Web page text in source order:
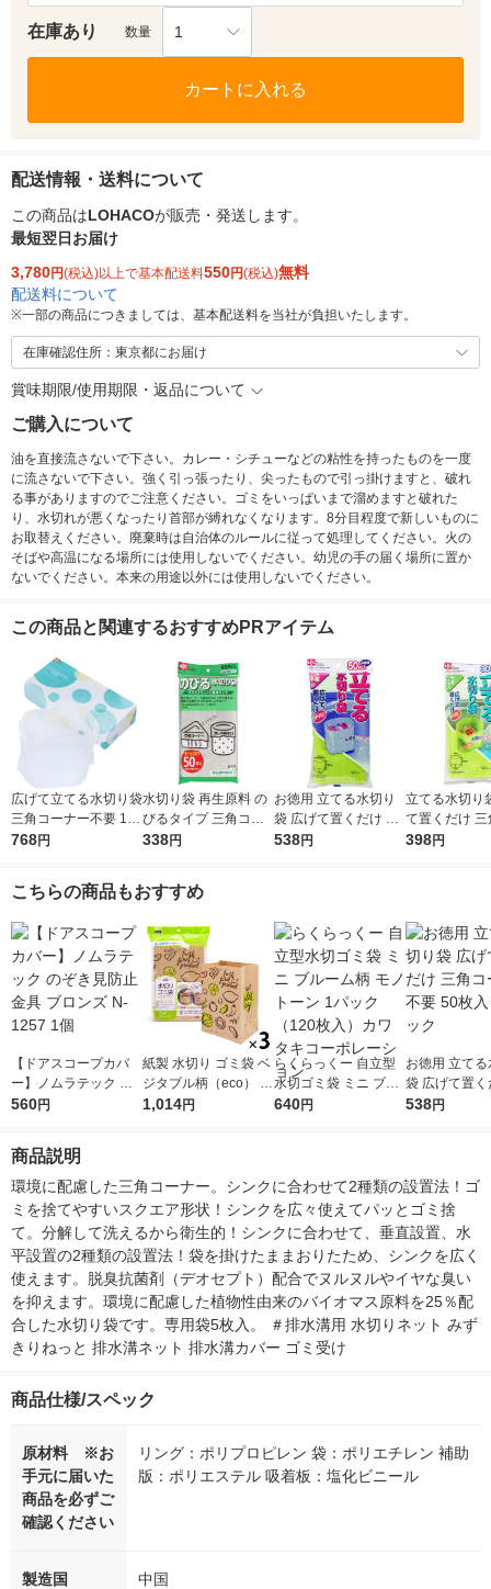
在庫あり 数量 1
カートに入れる
配送情報・送料について
この商品はLOHACOが販売・発送します。
最短翌日お届け
3,780円(税込)以上で基本配送料550円(税込)無料
配送料について
※一部の商品につきましては、基本配送料を当社が負担いたします。
在庫確認住所：東京都にお届け
賞味期限/使用期限・返品について
ご購入について
油を直接流さないで下さい。カレー・シチューなどの粘性を持ったものを一度
に流さないで下さい。強く引っ張ったり、尖ったもので引っ掛けますと、破れ
る事がありますのでご注意ください。ゴミをいっぱいまで溜めますと破れた
り、水切れが悪くなったり首部が縛れなくなります。8分目程度で新しいものに
お取替えください。廃棄時は自治体のルールに従って処理してください。火の
そばや高温になる場所には使用しないでください。幼児の手の届く場所に置か
ないでください。本来の用途以外には使用しないでください。
この商品と関連するおすすめPRアイテム
広げて立てる水切り袋
三角コーナー不要 100
枚入 1箱 レック
768円
水切り袋 再生原料 の
びるタイプ 三角コー
ナー・排水口 兼用 1
338円
お徳用 立てる水切り
袋 広げて置くだけ 三
角コーナー不要 50枚
538円
立てる水切り
て置くだけ 三
ナー不要 1袋
398円
こちらの商品もおすすめ
【ドアスコープカバ
ー】ノムラテック の
ぞき見防止金具 ブロ
560円
紙製 水切り ゴミ袋 ベ
ジタブル柄（eco） 1
セット（20枚入×3
1,014円
らくらっくー 自立型
水切ゴミ袋 ミニ ブル
ーム柄 モノトーン 1
640円
お徳用 立て
袋 広げて置く
角コーナー不
538円
商品説明
環境に配慮した三角コーナー。シンクに合わせて2種類の設置法！ゴ
ミを捨てやすいスクエア形状！シンクを広々使えてパッとゴミ捨
て。分解して洗えるから衛生的！シンクに合わせて、垂直設置、水
平設置の2種類の設置法！袋を掛けたままおりたため、シンクを広く
使えます。脱臭抗菌剤（デオセプト）配合でヌルヌルやイヤな臭い
を抑えます。環境に配慮した植物性由来のバイオマス原料を25％配
合した水切り袋です。専用袋5枚入。 ＃排水溝用 水切りネット みず
きりねっと 排水溝ネット 排水溝カバー ゴミ受け
商品仕様/スペック
原材料 ※お
手元に届いた
商品を必ずご
確認ください
リング：ポリプロピレン 袋：ポリエチレン 補助
版：ポリエステル 吸着板：塩化ビニール
製造国 中国